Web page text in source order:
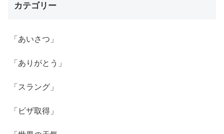
カテゴリー
「あいさつ」
「ありがとう」
「スラング」
「ビザ取得」